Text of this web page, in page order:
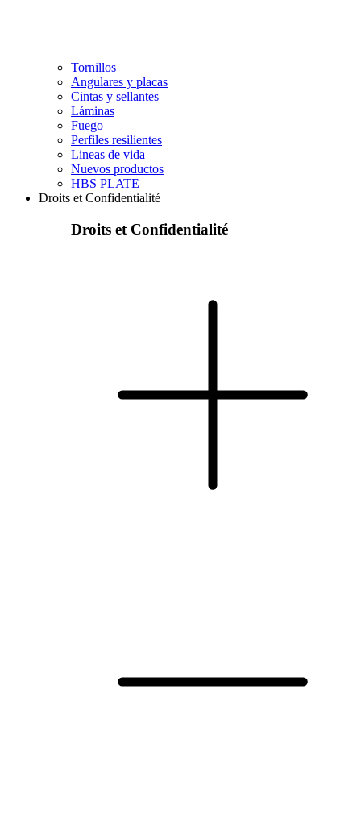
Tornillos
Angulares y placas
Cintas y sellantes
Láminas
Fuego
Perfiles resilientes
Lineas de vida
Nuevos productos
HBS PLATE
Droits et Confidentialité
Droits et Confidentialité